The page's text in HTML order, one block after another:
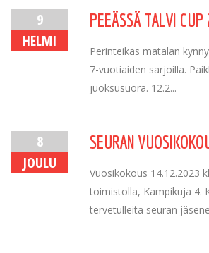
9
HELMI
PEEÄSSÄ TALVI
Perinteikäs matalan
7-vuotiaiden sarjoilla.
juoksusuora. 12.2...
8
JOULU
SEURAN
Vuosikokous 14.12.2023
toimistolla, Kampikuja 4.
tervetulleita seuran